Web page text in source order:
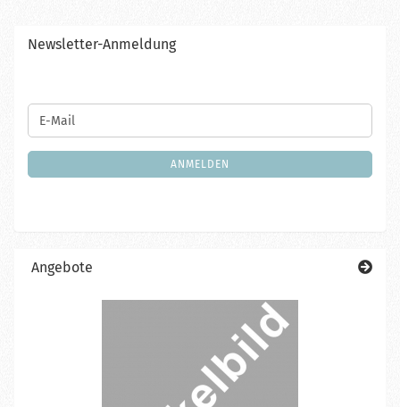
Newsletter-Anmeldung
WEITER
ZUR
E-
Mail
ANMELDEN
Angebote